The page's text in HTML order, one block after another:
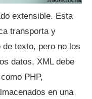
extensible. Esta
transporta y
texto, pero no los
datos, XML debe
PHP,
en una